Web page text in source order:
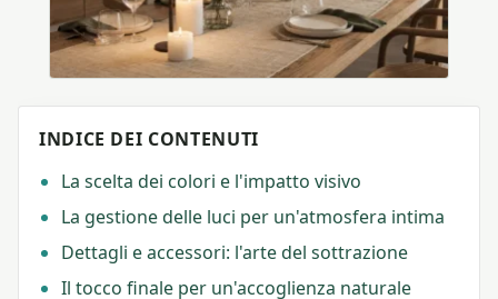
INDICE DEI CONTENUTI
La scelta dei colori e l'impatto visivo
La gestione delle luci per un'atmosfera intima
Dettagli e accessori: l'arte del sottrazione
Il tocco finale per un'accoglienza naturale